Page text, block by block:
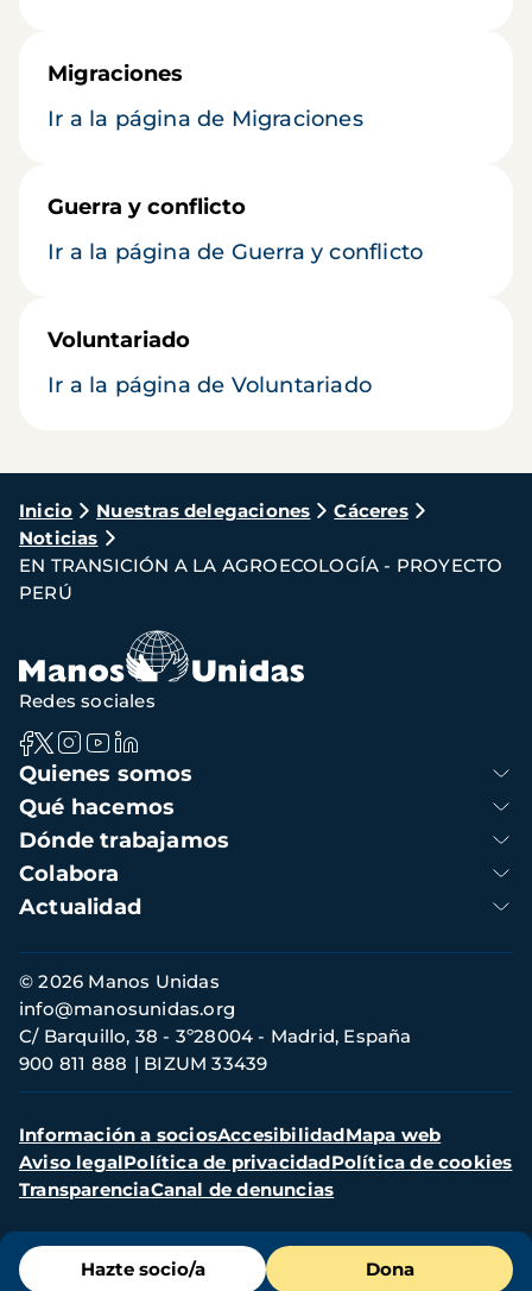
Migraciones
Ir a la página de Migraciones
Guerra y conflicto
Ir a la página de Guerra y conflicto
Voluntariado
Ir a la página de Voluntariado
Ruta
de
navegación
Inicio Nuestras delegaciones
Cáceres
Noticias
EN TRANSICIÓN A LA AGROECOLOGÍA - PROYECTO
PERÚ
Menú
de
Hazte socio/a Dona
Navegación
principal
Quienes somos
Qué hacemos
Dónde trabajamos
Colabora
Actualidad
Redes sociales
Información
de
contacto
© 2026 Manos Unidas
C/ Barquillo, 38 - 3º28004 - Madrid, España
900 811 888
BIZUM 33439
info@manosunidas.org
Menú
secundario
Información a sociosAccesibilidadMapa web
Aviso legalPolítica de privacidadPolítica de cookies
TransparenciaCanal de denuncias